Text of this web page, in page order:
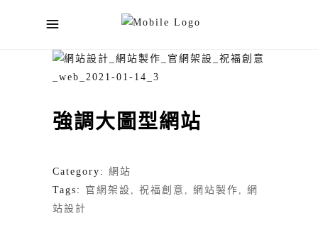
強調大圖型網站
Category: 網站
Tags:
官網架設 祝福創意 網站製作
網
站設計